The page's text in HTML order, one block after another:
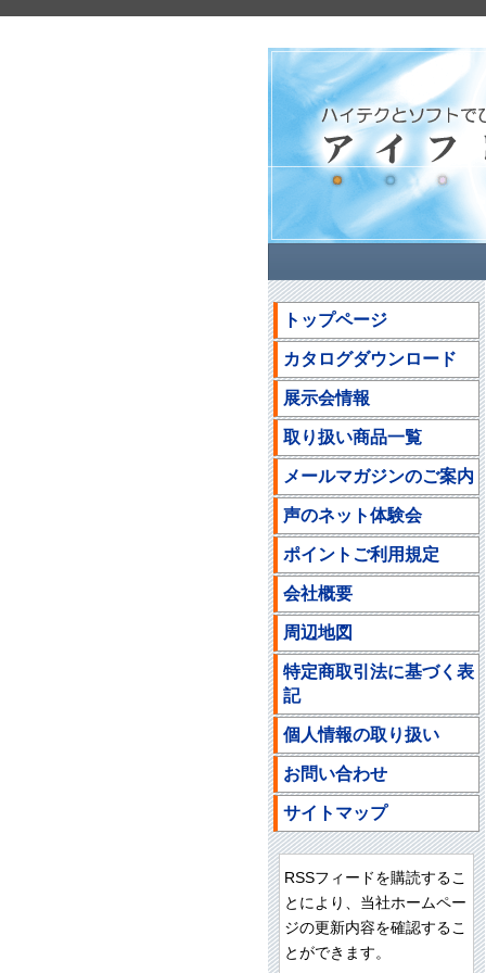
トップページ
カタログダウンロード
展示会情報
取り扱い商品一覧
メールマガジンのご案内
声のネット体験会
ポイントご利用規定
会社概要
周辺地図
特定商取引法に基づく表
記
個人情報の取り扱い
お問い合わせ
サイトマップ
RSSフィードを購読するこ
とにより、当社ホームペー
ジの更新内容を確認するこ
とができます。